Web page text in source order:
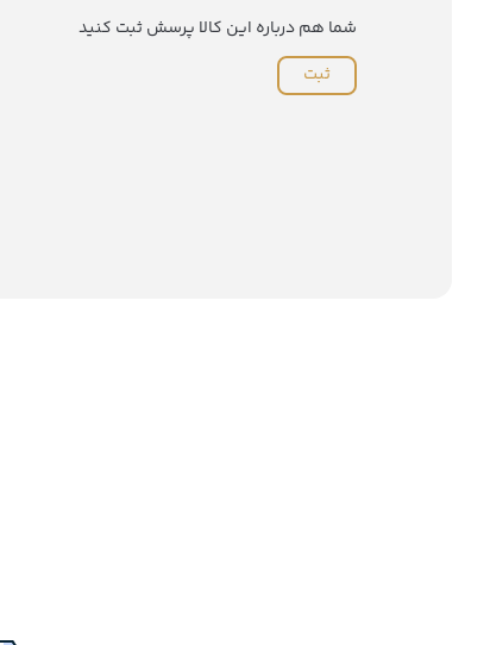
شما هم درباره این کالا پرسش ثبت کنید
ثبت